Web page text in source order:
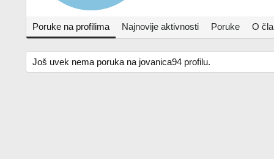
Poruke na profilima Najnovije aktivnosti Poruke O
Još uvek nema poruka na jovanica94 profilu.